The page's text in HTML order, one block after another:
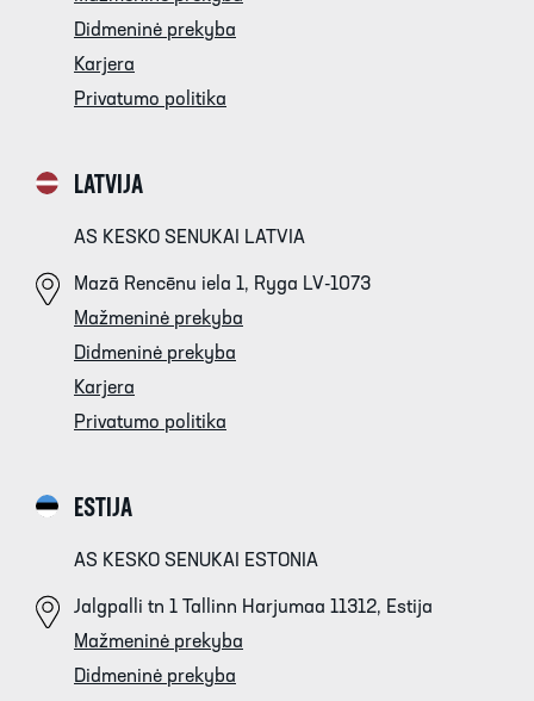
Didmeninė prekyba
Karjera
Privatumo politika
LATVIJA
AS KESKO SENUKAI LATVIA
Mazā Rencēnu iela 1, Ryga LV-1073
Mažmeninė prekyba
Didmeninė prekyba
Karjera
Privatumo politika
ESTIJA
AS KESKO SENUKAI ESTONIA
Jalgpalli tn 1 Tallinn Harjumaa 11312, Estija
Mažmeninė prekyba
Didmeninė prekyba